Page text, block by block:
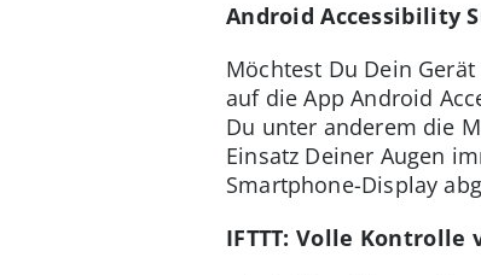
Android Accessibility
Möchtest Du Dein
auf die App Android
Du unter anderem die
Einsatz Deiner Augen
Smartphone-Display
IFTTT: Volle Kontrolle